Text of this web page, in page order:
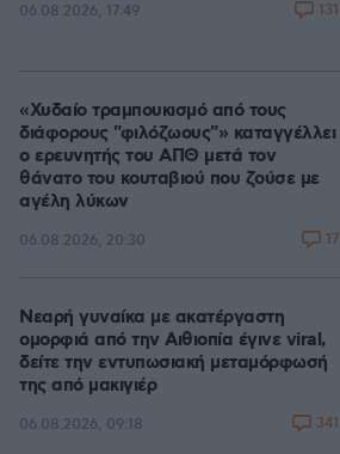
06.08.2026, 17:49 131
«Χυδαίο τραμπουκισμό από τους
διάφορους "φιλόζωους"» καταγγέλλει
ο ερευνητής του ΑΠΘ μετά τον
θάνατο του κουταβιού που ζούσε με
αγέλη λύκων
06.08.2026, 20:30 17
Νεαρή γυναίκα με ακατέργαστη
ομορφιά από την Αιθιοπία έγινε viral,
δείτε την εντυπωσιακή μεταμόρφωσή
της από μακιγιέρ
06.08.2026, 09:18 341